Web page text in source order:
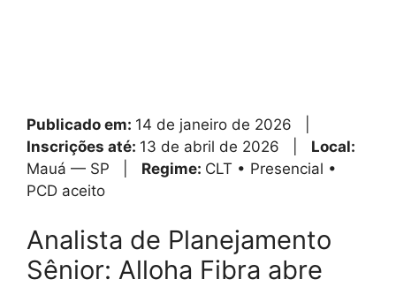
Publicado em: 14 de janeiro de 2026 |
Inscrições até: 13 de abril de 2026 | Local:
Mauá — SP | Regime: CLT • Presencial •
PCD aceito
Analista de Planejamento
Sênior: Alloha Fibra abre